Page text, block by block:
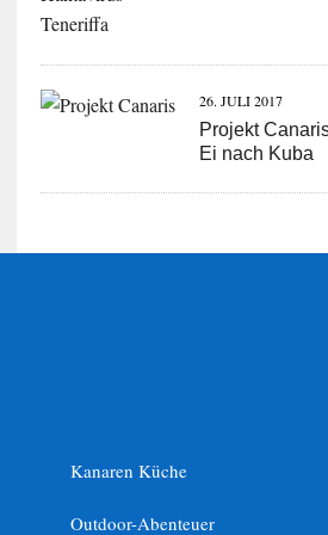
26. JULI 2017
Projekt
Ei nach Kuba
Kanaren Küche
Outdoor-Abenteuer